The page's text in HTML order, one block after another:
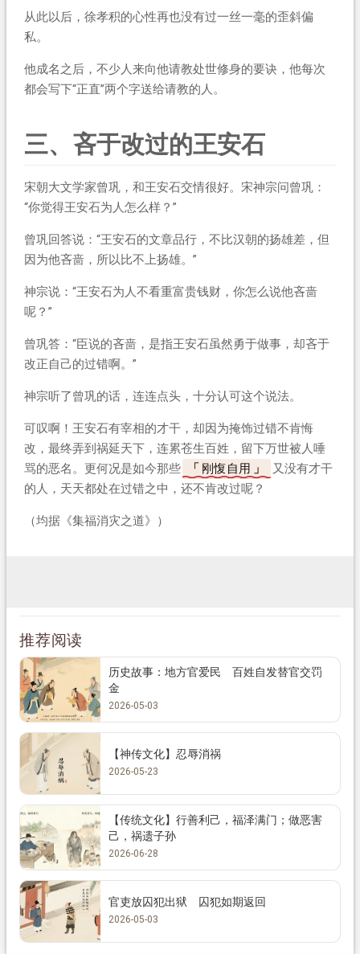
从此以后，徐孝积的心性再也没有过一丝一毫的歪斜偏
私。
他成名之后，不少人来向他请教处世修身的要诀，他每次
都会写下“正直”两个字送给请教的人。
三、吝于改过的王安石
宋朝大文学家曾巩，和王安石交情很好。宋神宗问曾巩：
“你觉得王安石为人怎么样？”
曾巩回答说：“王安石的文章品行，不比汉朝的扬雄差，但
因为他吝啬，所以比不上扬雄。”
神宗说：“王安石为人不看重富贵钱财，你怎么说他吝啬
呢？”
曾巩答：“臣说的吝啬，是指王安石虽然勇于做事，却吝于
改正自己的过错啊。”
神宗听了曾巩的话，连连点头，十分认可这个说法。
可叹啊！王安石有宰相的才干，却因为掩饰过错不肯悔
改，最终弄到祸延天下，连累苍生百姓，留下万世被人唾
骂的恶名。更何况是如今那些
刚愎自用
又没有才干
的人，天天都处在过错之中，还不肯改过呢？
（均据《集福消灾之道》）
推荐阅读
历史故事：地方官爱民 百姓自发替官交罚
金
2026-05-03
【神传文化】忍辱消祸
2026-05-23
【传统文化】行善利己，福泽满门；做恶害
己，祸遗子孙
2026-06-28
官吏放囚犯出狱 囚犯如期返回
2026-05-03